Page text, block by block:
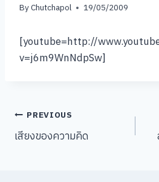
ByChutchapol 19/05/2009
[youtube=http://
v=j6m9WnNdpSw]
Post
navigation
PREVIOUS
เสียงของความคิด